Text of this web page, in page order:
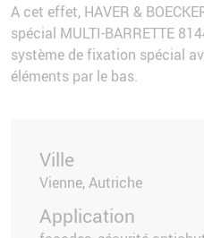
A cet effet, HAVER &
spécial MULTI-BARRETTE
système de fixation spécial
éléments par le bas.
Ville
Vienne, Autriche
Application